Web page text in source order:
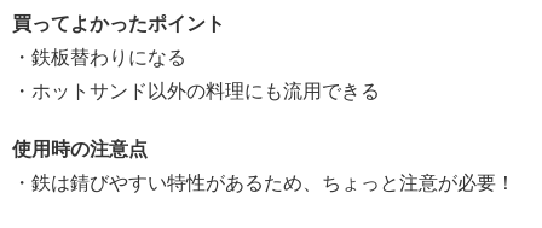
買ってよかったポイント
・鉄板替わりになる
・ホットサンド以外の料理にも流用できる
使用時の注意点
・鉄は錆びやすい特性があるため、ちょっと注意が必要！